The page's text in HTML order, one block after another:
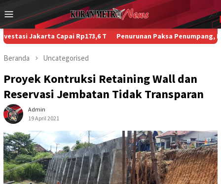
ke
konten
Menu
Mobile
Capai Rp173,6 T Penurunan Paksa Penumpang,
Beranda Uncategorised
Proyek Kontruksi Retaining Wall dan
Reservasi Jembatan Tidak Transparan
Admin
19 April 2021